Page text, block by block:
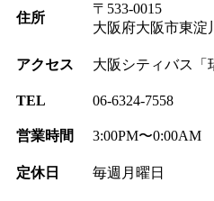
住所
〒533-0015
大阪府大阪市東淀
アクセス 大阪シティバス「
TEL 06-6324-7558
営業時間 3:00PM〜0:00AM
定休日 毎週月曜日